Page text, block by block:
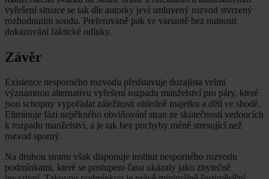
vyřešení situace se tak dle autorky jeví smluvený rozvod stvrzený
rozhodnutím soudu. Preferovaně pak ve variantě bez nutnosti
dokazování faktické odluky.
Závěr
Existence nesporného rozvodu představuje dozajista velmi
významnou alternativu vyřešení rozpadu manželství pro páry, které
jsou schopny vypořádat záležitosti ohledně majetku a dětí ve shodě.
Eliminuje fázi nepěkného obviňování stran ze skutečností vedoucích
k rozpadu manželství, a je tak bez pochyby méně stresující než
rozvod sporný.
Na druhou stranu však disponuje institut nesporného rozvodu
podmínkami, které se postupem času ukázaly jako zbytečně